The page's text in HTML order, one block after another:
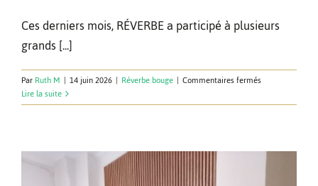
Ces derniers mois, RÉVERBE a participé à plusieurs
grands [...]
ParRuth M | 14 juin 2026 | Réverbe bouge | Commentaires ferméssur
Créteil,
au
Lire la suite